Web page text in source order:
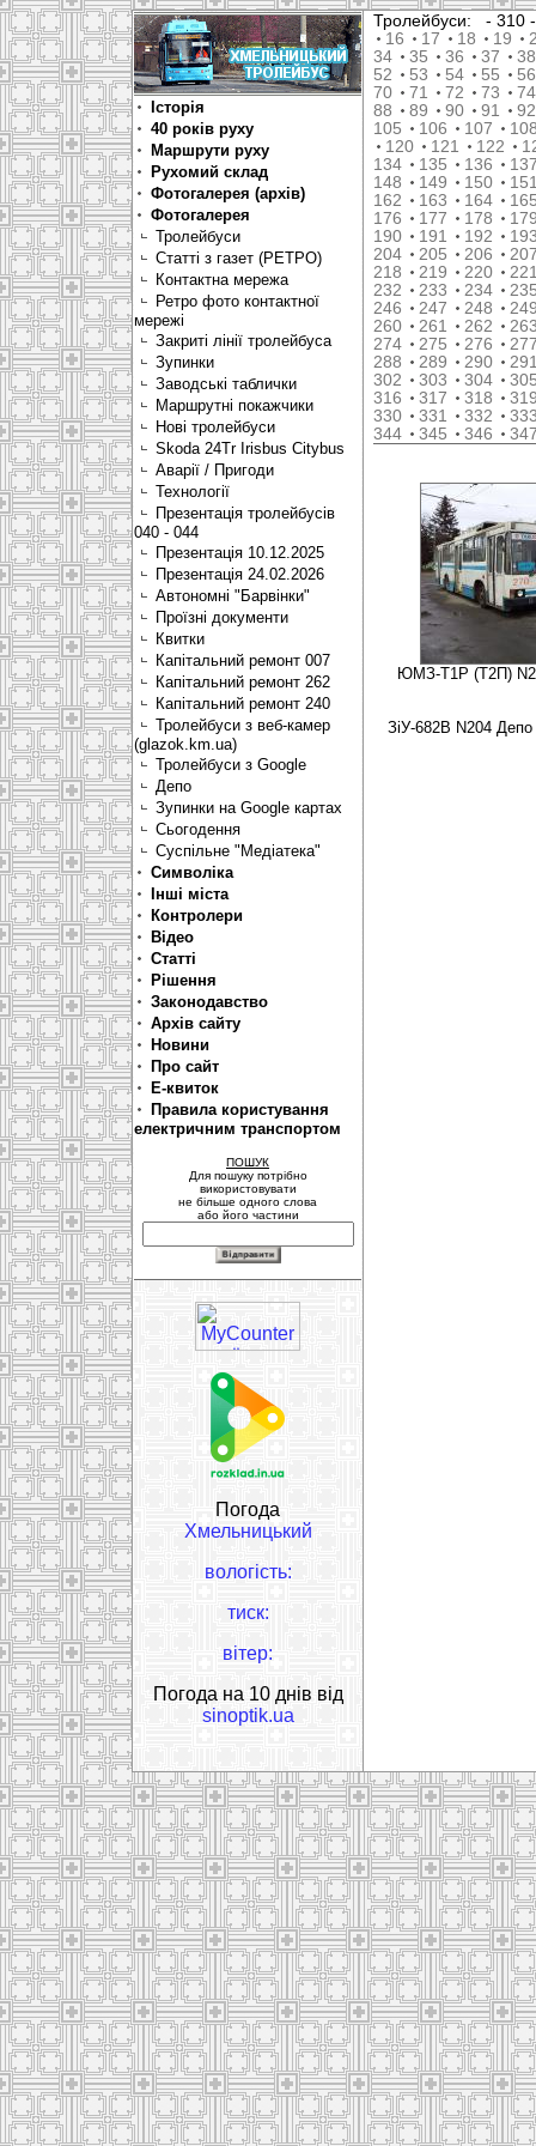
Історія
40 років руху
Маршрути руху
Рухомий склад
Фотогалерея (архів)
Фотогалерея
Тролейбуси
Статті з газет (РЕТРО)
Контактна мережа
Ретро фото контактної
мережі
Закриті лінії тролейбуса
Зупинки
Заводські таблички
Маршрутні покажчики
Нові тролейбуси
Skoda 24Tr Irisbus Citybus
Аварії / Пригоди
Технології
Презентація тролейбусів
040 - 044
Презентація 10.12.2025
Презентація 24.02.2026
Автономні "Барвінки"
Проїзні документи
Квитки
Капітальний ремонт 007
Капітальний ремонт 262
Капітальний ремонт 240
Тролейбуси з веб-камер
(glazok.km.ua)
Тролейбуси з Google
Депо
Зупинки на Google картах
Сьогодення
Суспільне "Медіатека"
Символіка
Інші міста
Контролери
Відео
Статті
Рішення
Законодавство
Архів сайту
Новини
Про сайт
Е-квиток
Правила користування
електричним транспортом
ПОШУК
Для пошуку потрібно
використовувати
не більше одного слова
або його частини
Погода
Хмельницький
вологість:
тиск:
вітер:
Погода на 10 днів від
sinoptik.ua
Тролейбуси:
-
16
17 18 19
34
35 36 37
38
52
53 54 55
56
70
71 72 73
74
88
89 90 91
92
105
106 107
120
121 122
134
135 136
148
149 150
162
163 164
176
177 178
190
191 192
204
205 206
218
219 220
232
233 234
246
247 248
260
261 262
274
275 276
288
289 290
302
303 304
316
317 318
330
331 332
344
345 346
ЮМЗ-Т1Р (Т2П)
ЗіУ-682В N204